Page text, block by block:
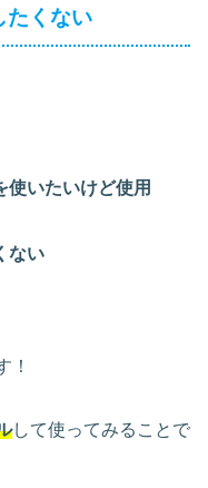
たくない
使いたいけど使用
ない
！
して使ってみることで